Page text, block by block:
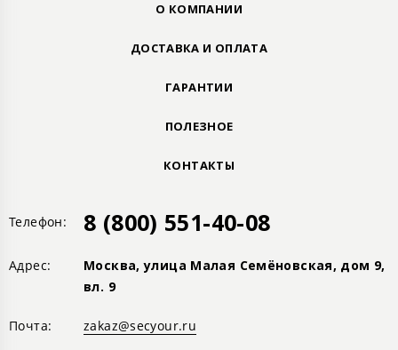
Телефон: 8 (800) 551-40-08
Адрес:
Москва, улица Малая Семёновская, дом 9,
вл. 9
Почта: zakaz@secyour.ru
О КОМПАНИИ
ДОСТАВКА И ОПЛАТА
ГАРАНТИИ
ПОЛЕЗНОЕ
КОНТАКТЫ